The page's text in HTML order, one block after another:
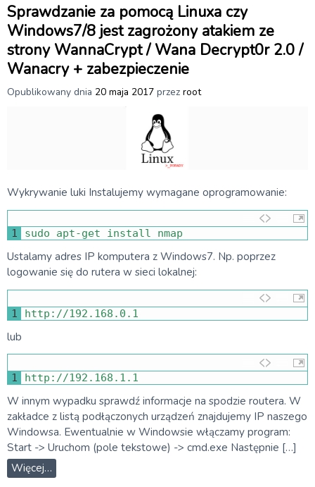
Sprawdzanie za pomocą Linuxa czy
Windows7/8 jest zagrożony atakiem ze
strony WannaCrypt / Wana Decrypt0r 2.0 /
Wanacry + zabezpieczenie
Opublikowany dnia 20 maja 2017 przez root
Wykrywanie luki Instalujemy wymagane oprogramowanie:
1 sudo apt-get install nmap
Ustalamy adres IP komputera z Windows7. Np. poprzez
logowanie się do rutera w sieci lokalnej:
1 http : //192.168.0.1
lub
1 http : //192.168.1.1
W innym wypadku sprawdź informacje na spodzie routera. W
zakładce z listą podłączonych urządzeń znajdujemy IP naszego
Windowsa. Ewentualnie w Windowsie włączamy program:
Start -> Uruchom (pole tekstowe) -> cmd.exe Następnie […]
Więcej…